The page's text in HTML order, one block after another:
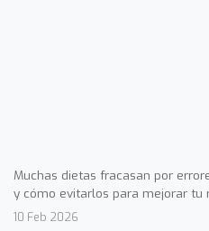
Muchas dietas fracasan por
y cómo evitarlos para mejorar tu
10 Feb 2026